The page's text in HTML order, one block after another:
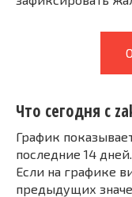
Что сегодня с
График
последние 14 дней.
Если на графике
предыдущих